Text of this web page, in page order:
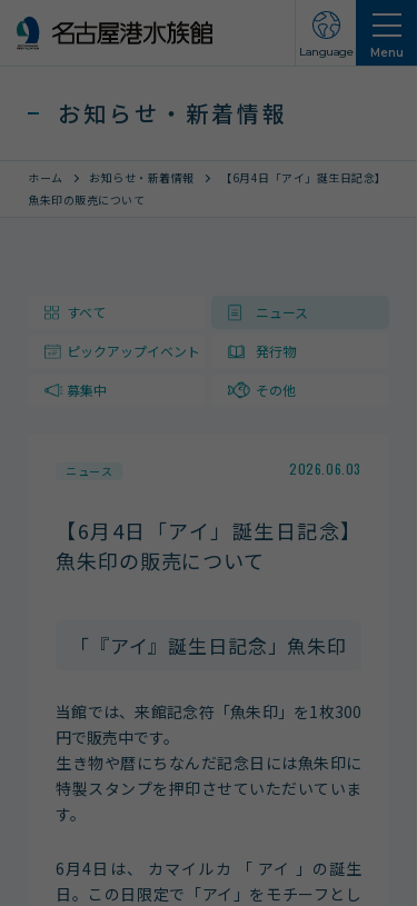
Menu
Language
水族館の周辺施設
営業・イベントスケジュール
お知らせ・新着情報
館内案内
イベント紹介
海の仲間たち
よくある質問
お知らせ・新着情報
ホーム お知らせ・新着情報
【6月4日「アイ」誕生日記念】
魚朱印の販売について
すべて ニュース
ピックアップイベント 発行物
募集中 その他
ニュース 2026.06.03
【6月4日「アイ」誕生日記念】
魚朱印の販売について
「『アイ』誕生日記念」魚朱印
当館では、来館記念符「魚朱印」を1枚300
円で販売中です。
生き物や暦にちなんだ記念日には魚朱印に
特製スタンプを押印させていただいていま
す。
6月4日は、 カマイルカ 「 アイ 」の誕生
日。この日限定で「アイ」をモチーフとし